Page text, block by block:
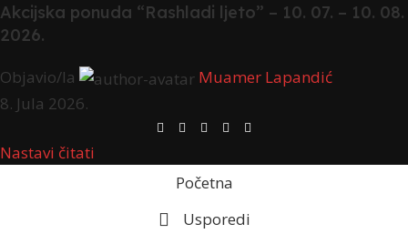
Akcijska ponuda “Rashladi ljeto” – 10. 07. – 10. 08.
2026.
Objavio/la
Muamer Lapandić
8. Jula 2026.
Nastavi čitati
Početna
Usporedi